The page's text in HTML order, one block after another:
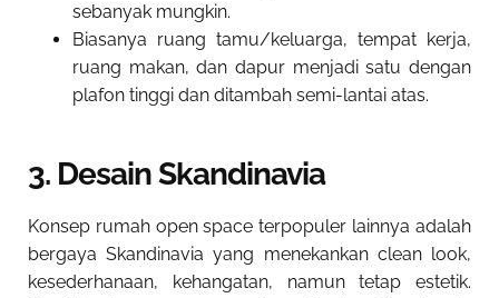
sebanyak mungkin.
Biasanya ruang tamu/keluarga, tempat kerja,
ruang makan, dan dapur menjadi satu dengan
plafon tinggi dan ditambah semi-lantai atas.
3. Desain Skandinavia
Konsep rumah open space terpopuler lainnya adalah
bergaya Skandinavia yang menekankan clean look,
kesederhanaan, kehangatan, namun tetap estetik.